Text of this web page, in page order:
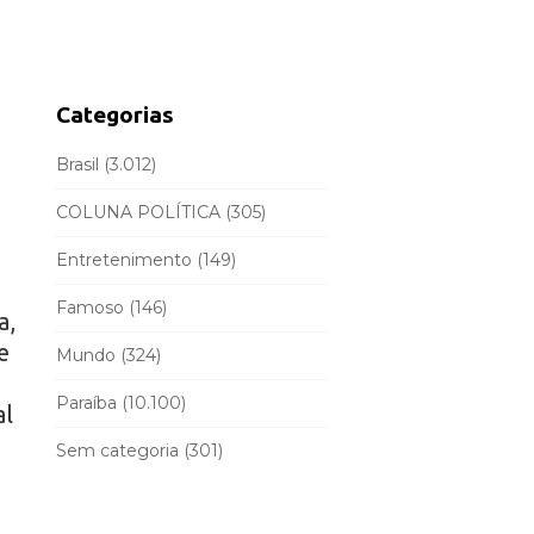
a
f
r
Categorias
Brasil (3.012)
COLUNA POLÍTICA (305)
Entretenimento (149)
Famoso (146)
Mundo (324)
Paraíba (10.100)
Sem categoria (301)